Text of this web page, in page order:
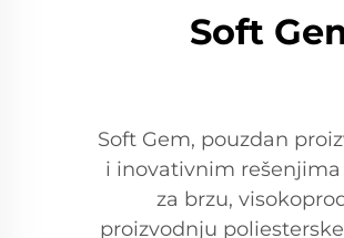
Soft
Soft Gem, pouzdan
i inovativnim
za brzu,
proizvodnju